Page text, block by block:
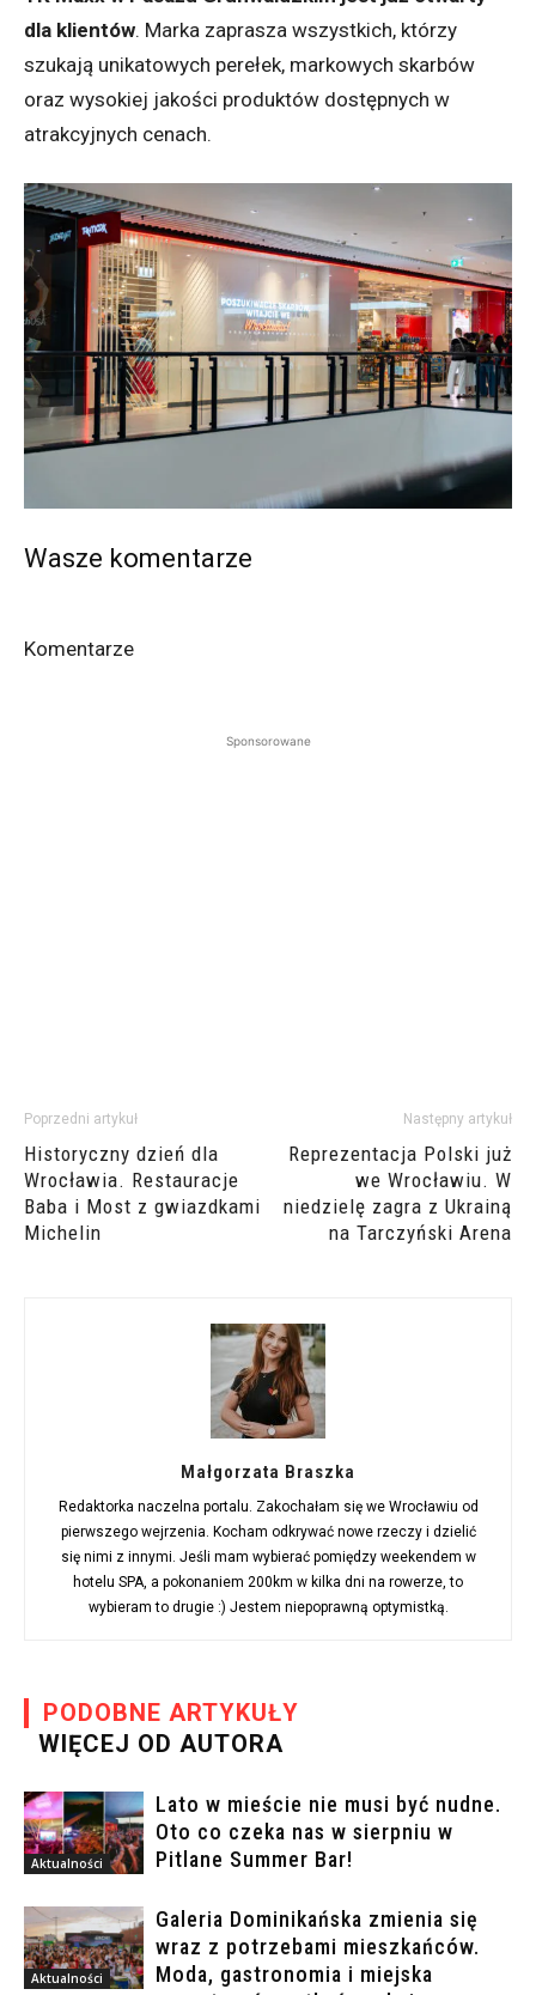
dla klientów. Marka zaprasza wszystkich, którzy
szukają unikatowych perełek, markowych skarbów
oraz wysokiej jakości produktów dostępnych w
atrakcyjnych cenach.
Wasze komentarze
Komentarze
Sponsorowane
Poprzedni artykuł
Historyczny dzień dla
Wrocławia. Restauracje
Baba i Most z gwiazdkami
Michelin
Następny artykuł
Reprezentacja Polski już
we Wrocławiu. W
niedzielę zagra z Ukrainą
na Tarczyński Arena
Małgorzata Braszka
Redaktorka naczelna portalu. Zakochałam się we Wrocławiu od
pierwszego wejrzenia. Kocham odkrywać nowe rzeczy i dzielić
się nimi z innymi. Jeśli mam wybierać pomiędzy weekendem w
hotelu SPA, a pokonaniem 200km w kilka dni na rowerze, to
wybieram to drugie :) Jestem niepoprawną optymistką.
PODOBNE ARTYKUŁY
WIĘCEJ OD AUTORA
Aktualności
Lato w mieście nie musi być nudne.
Oto co czeka nas w sierpniu w
Pitlane Summer Bar!
Aktualności
Galeria Dominikańska zmienia się
wraz z potrzebami mieszkańców.
Moda, gastronomia i miejska